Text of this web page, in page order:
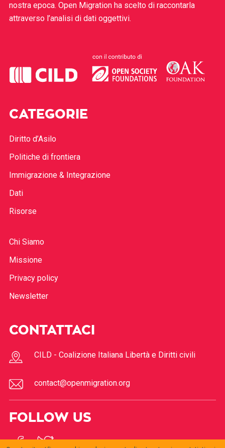
nostra epoca. Open Migration ha scelto di raccontarla
attraverso l’analisi di dati oggettivi.
CATEGORIE
Diritto d’Asilo
Politiche di frontiera
Immigrazione & Integrazione
Dati
Risorse
Chi Siamo
Missione
Privacy policy
Newsletter
CONTATTACI
CILD - Coalizione Italiana Libertà e Diritti civili
contact@openmigration.org
FOLLOW US